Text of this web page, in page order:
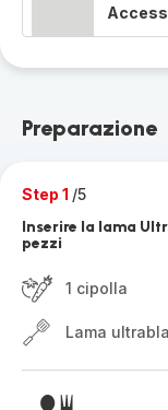
Preparazione
Step 1 /5
Inserire la lama
pezzi
1 cipolla
Lama